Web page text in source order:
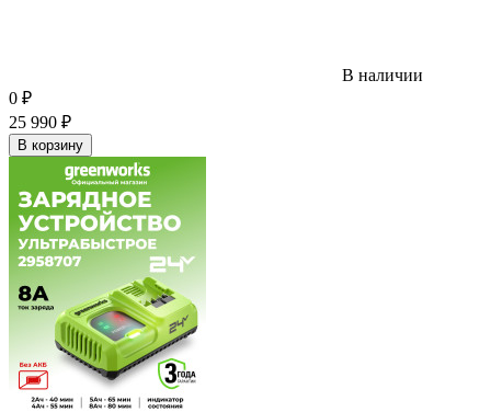
В наличии
0 ₽
25 990 ₽
В корзину